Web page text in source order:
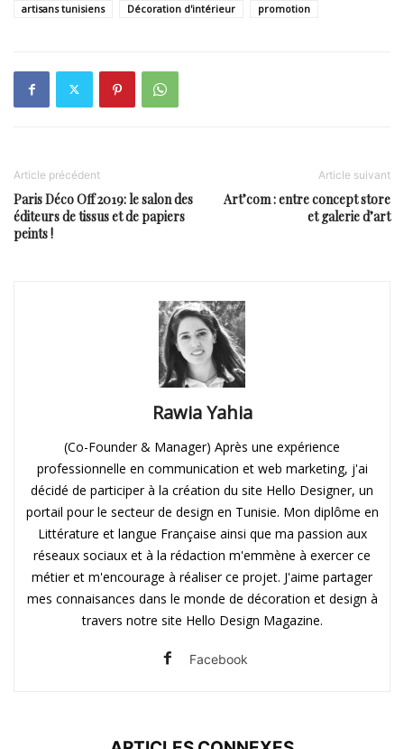
artisans tunisiens
Décoration d'intérieur promotion
Article précédent
Paris Déco Off 2019: le salon des
éditeurs de tissus et de papiers
peints !
Article suivant
Art’com : entre concept store
et galerie d’art
Rawia Yahia
(Co-Founder & Manager) Après une expérience
professionnelle en communication et web marketing, j'ai
décidé de participer à la création du site Hello Designer, un
portail pour le secteur de design en Tunisie. Mon diplôme en
Littérature et langue Française ainsi que ma passion aux
réseaux sociaux et à la rédaction m'emmène à exercer ce
métier et m'encourage à réaliser ce projet. J'aime partager
mes connaisances dans le monde de décoration et design à
travers notre site Hello Design Magazine.
Facebook